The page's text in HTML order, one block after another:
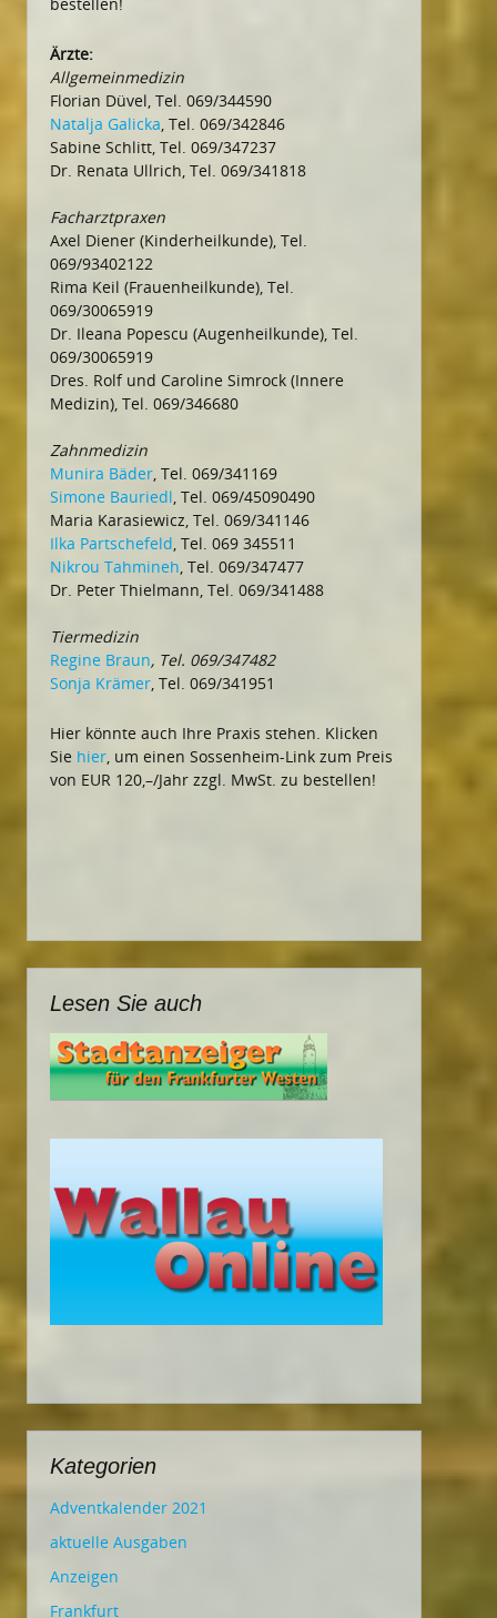
Ärzte:
Allgemeinmedizin
Florian Düvel, Tel. 069/344590
Natalja Galicka , Tel. 069/342846
Sabine Schlitt, Tel. 069/347237
Dr. Renata Ullrich, Tel. 069/341818
Facharztpraxen
Axel Diener (Kinderheilkunde), Tel.
069/93402122
Rima Keil (Frauenheilkunde), Tel.
069/30065919
Dr. Ileana Popescu (Augenheilkunde), Tel.
069/30065919
Dres. Rolf und Caroline Simrock (Innere
Medizin), Tel. 069/346680
Zahnmedizin
Munira Bäder , Tel. 069/341169
Simone Bauriedl , Tel. 069/45090490
Maria Karasiewicz, Tel. 069/341146
Ilka Partschefeld , Tel. 069 345511
Nikrou Tahmineh , Tel. 069/347477
Dr. Peter Thielmann, Tel. 069/341488
Tiermedizin
Regine Braun, Tel. 069/347482
Sonja Krämer , Tel. 069/341951
Hier könnte auch Ihre Praxis stehen. Klicken
Sie hier , um einen Sossenheim-Link zum Preis
von EUR 120,–/Jahr zzgl. MwSt. zu bestellen!
Lesen Sie auch
Kategorien
Adventkalender 2021
aktuelle Ausgaben
Anzeigen
Frankfurt